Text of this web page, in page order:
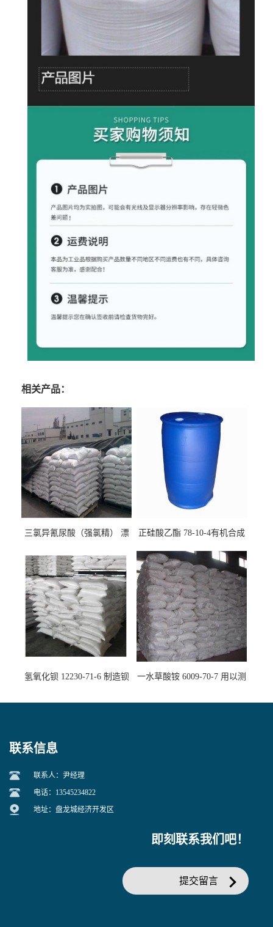
相关产品：
三氯异氰尿酸（强氯精） 漂
正硅酸乙酯 78-10-4有机合成
氢氧化钡 12230-71-6 制造钡
一水草酸铵 6009-70-7 用以测
联系信息
联系人：尹经理
电话：13545234822
地址：盘龙城经济开发区
即刻联系我们吧！
提交留言